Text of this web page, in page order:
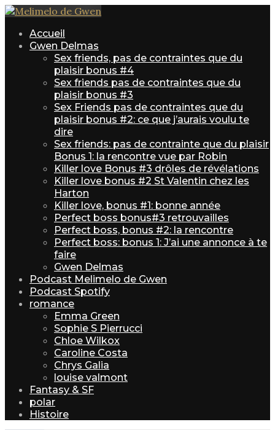
Accueil
Gwen Delmas
Sex friends, pas de contraintes que du
plaisir bonus #4
Sex friends pas de contraintes que du
plaisir bonus #3
Sex Friends pas de contraintes que du
plaisir bonus #2: ce que j’aurais voulu te
dire
Sex friends: pas de contrainte que du plaisir
Bonus 1: la rencontre vue par Robin
Killer love Bonus #3 drôles de révélations
Killer love bonus #2 St Valentin chez les
Harton
Killer love, bonus #1: bonne année
Perfect boss bonus#3 retrouvailles
Perfect boss, bonus #2: la rencontre
Perfect boss: bonus 1: J’ai une annonce à te
faire
Gwen Delmas
Podcast Melimelo de Gwen
Podcast Spotify
romance
Emma Green
Sophie S Pierrucci
Chloe Wilkox
Caroline Costa
Chrys Galia
louise valmont
Fantasy & SF
polar
Histoire